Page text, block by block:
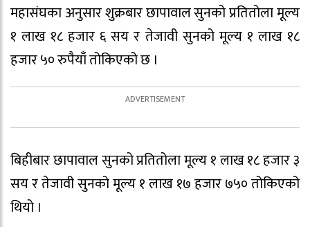
महासंघका अनुसार शुक्रबार छापावाल सुनको प्रतितोला मूल्य
१ लाख १८ हजार ६ सय र तेजावी सुनको मूल्य १ लाख १८
हजार ५० रुपैयाँ तोकिएको छ ।
बिहीबार छापावाल सुनको प्रतितोला मूल्य १ लाख १८ हजार ३
सय र तेजावी सुनको मूल्य १ लाख १७ हजार ७५० तोकिएको
थियो ।